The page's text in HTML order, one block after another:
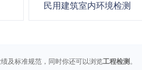
民用建筑室内环境检测
及标准规范，同时你还可以浏览工程检测。